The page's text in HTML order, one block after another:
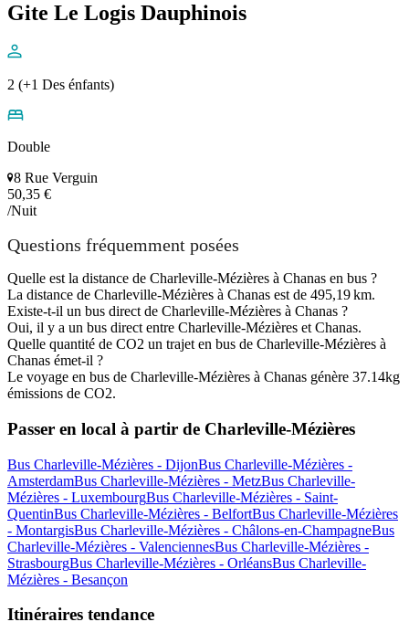
Gite Le Logis Dauphinois
2 (+1 Des énfants)
Double
8 Rue Verguin
50,35 €
/Nuit
Questions fréquemment posées
Quelle est la distance de Charleville-Mézières à Chanas en bus ?
La distance de Charleville-Mézières à Chanas est de 495,19 km.
Existe-t-il un bus direct de Charleville-Mézières à Chanas ?
Oui, il y a un bus direct entre Charleville-Mézières et Chanas.
Quelle quantité de CO2 un trajet en bus de Charleville-Mézières à
Chanas émet-il ?
Le voyage en bus de Charleville-Mézières à Chanas génère 37.14kg
émissions de CO2.
Passer en local à partir de Charleville-Mézières
Bus Charleville-Mézières - DijonBus Charleville-Mézières -
AmsterdamBus Charleville-Mézières - MetzBus Charleville-
Mézières - LuxembourgBus Charleville-Mézières - Saint-
QuentinBus Charleville-Mézières - BelfortBus Charleville-Mézières
- MontargisBus Charleville-Mézières - Châlons-en-ChampagneBus
Charleville-Mézières - ValenciennesBus Charleville-Mézières -
StrasbourgBus Charleville-Mézières - OrléansBus Charleville-
Mézières - Besançon
Itinéraires tendance